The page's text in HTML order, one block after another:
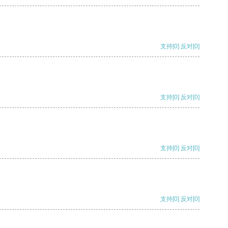
支持[0] 反对[0]
支持[0] 反对[0]
支持[0] 反对[0]
支持[0] 反对[0]